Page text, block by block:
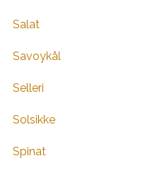
Salat
Savoykål
Selleri
Solsikke
Spinat